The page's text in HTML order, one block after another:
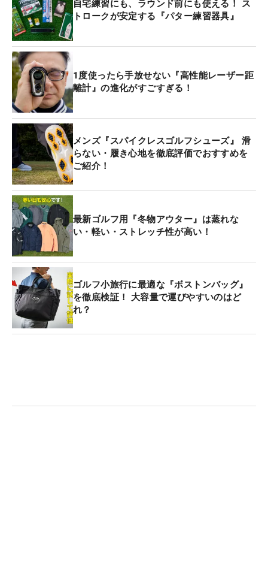
自宅練習にも、ラウンド前にも使える！ ス
トロークが安定する『パター練習器具』
1度使ったら手放せない『高性能レーザー距
離計』の進化がすごすぎる！
メンズ『スパイクレスゴルフシューズ』 滑
らない・履き心地を徹底評価でおすすめを
ご紹介！
最新ゴルフ用『冬物アウター』は蒸れな
い・軽い・ストレッチ性が高い！
ゴルフ小旅行に最適な『ボストンバッグ』
を徹底検証！ 大容量で運びやすいのはど
れ？